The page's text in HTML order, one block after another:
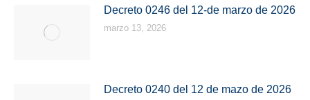
Decreto 0246 del 12-de marzo de 2026
marzo 13, 2026
Decreto 0240 del 12 de mazo de 2026